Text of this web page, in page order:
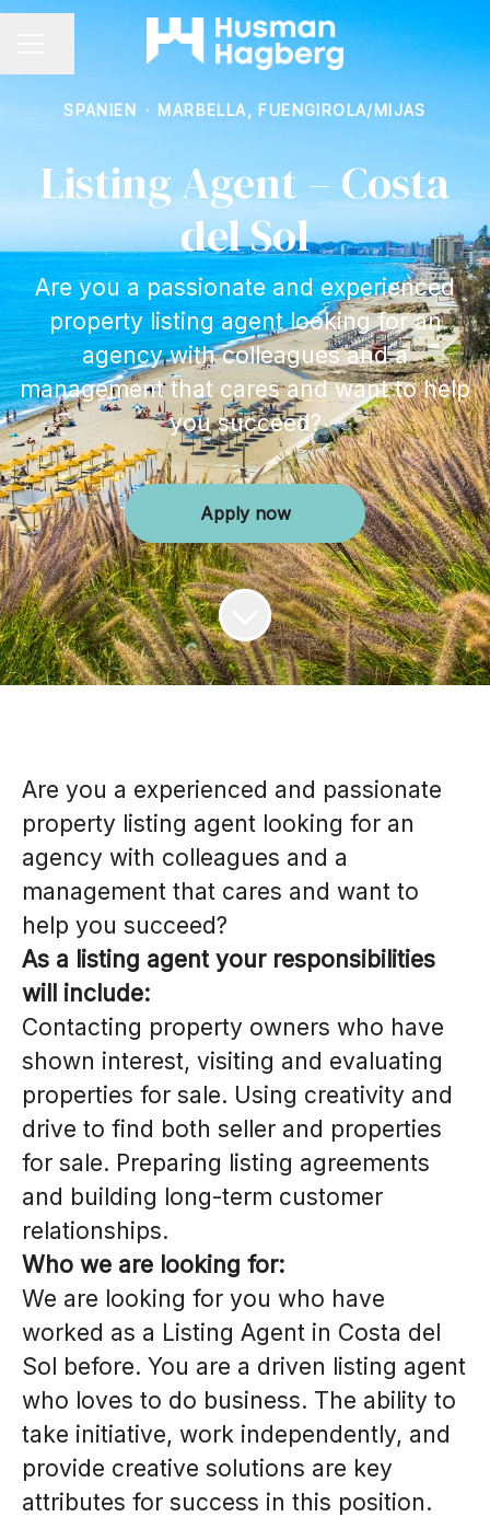
SPANIEN · MARBELLA, FUENGIROLA/MIJAS
Listing Agent – Costa
del Sol
Are you a passionate and experienced
property listing agent looking for an
agency with colleagues and a
management that cares and want to help
you succeed?
Apply now
Are you a experienced and passionate
property listing agent looking for an
agency with colleagues and a
management that cares and want to
help you succeed?
As a listing agent your responsibilities
will include:
Contacting property owners who have
shown interest, visiting and evaluating
properties for sale. Using creativity and
drive to find both seller and properties
for sale. Preparing listing agreements
and building long-term customer
relationships.
Who we are looking for:
We are looking for you who have
worked as a Listing Agent in Costa del
Sol before. You are a driven listing agent
who loves to do business. The ability to
take initiative, work independently, and
provide creative solutions are key
attributes for success in this position.